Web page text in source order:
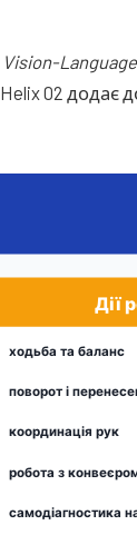
Vision-
02 додає